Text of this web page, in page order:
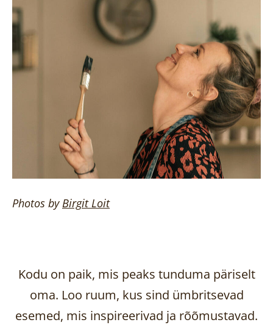
Photos byBirgitLoit
Kodu on paik, mis peaks tunduma päriselt
oma. Loo ruum, kus sind ümbritsevad
esemed, mis inspireerivad ja rõõmustavad.